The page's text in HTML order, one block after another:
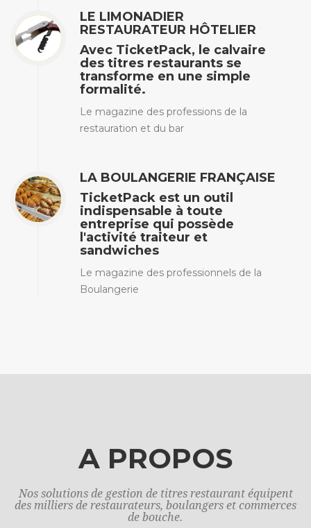
LE LIMONADIER
RESTAURATEUR HÔTELIER
Avec TicketPack, le calvaire
des titres restaurants se
transforme en une simple
formalité.
Le magazine des professions de la
restauration et du bar
LA BOULANGERIE FRANÇAISE
TicketPack est un outil
indispensable à toute
entreprise qui possède
l'activité traiteur et
sandwiches
Le magazine des professionnels de la
Boulangerie
A PROPOS
Nos solutions de gestion de titres restaurant équipent
des milliers de restaurateurs, boulangers et commerces
de bouche.